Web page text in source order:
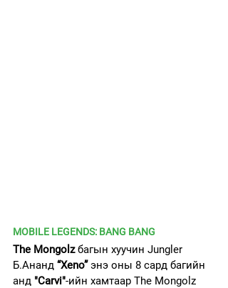
MOBILE LEGENDS: BANG BANG
The Mongolz багын хуучин Jungler
Б.Ананд “Xeno” энэ оны 8 сард багийн
анд "Carvi"-ийн хамтаар The Mongolz